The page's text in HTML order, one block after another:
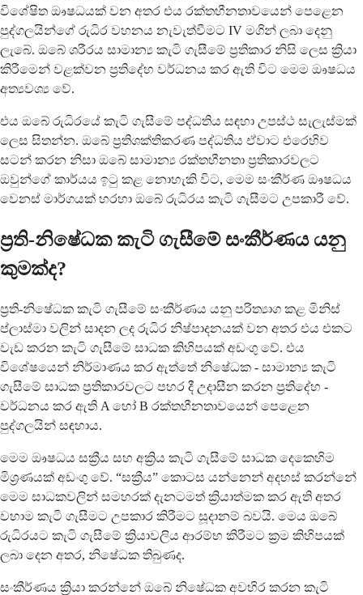
විශේෂිත ඖෂධයක් වන අතර එය රක්තහීනතාවයෙන් පෙළෙන
පුද්ගලයින්ගේ රුධිර වහනය නැවැත්වීමට IV මගින් ලබා දෙනු
ලැබේ. ඔබේ ශරීරය සාමාන්‍ය කැටි ගැසීමේ ප්‍රතිකාර නිසි ලෙස ක්‍රියා
කිරීමෙන් වළක්වන ප්‍රතිදේහ වර්ධනය කර ඇති විට මෙම ඖෂධය
අත්‍යවශ්‍ය වේ.
එය ඔබේ රුධිරයේ කැටි ගැසීමේ පද්ධතිය සඳහා උපස්ථ සැලැස්මක්
ලෙස සිතන්න. ඔබේ ප්‍රතිශක්තිකරණ පද්ධතිය ඒවාට එරෙහිව
සටන් කරන නිසා ඔබේ සාමාන්‍ය රක්තහීනතා ප්‍රතිකාරවලට
ඔවුන්ගේ කාර්යය ඉටු කළ නොහැකි විට, මෙම සංකීර්ණ ඖෂධය
වෙනස් මාර්ගයක් හරහා ඔබේ රුධිරය කැටි ගැසීමට උපකාරී වේ.
ප්‍රති-නිෂේධක කැටි ගැසීමේ සංකීර්ණය යනු
කුමක්ද?
ප්‍රති-නිෂේධක කැටි ගැසීමේ සංකීර්ණය යනු පරිත්‍යාග කළ මිනිස්
ප්ලාස්මා වලින් සාදන ලද රුධිර නිෂ්පාදනයක් වන අතර එය එකට
වැඩ කරන කැටි ගැසීමේ සාධක කිහිපයක් අඩංගු වේ. එය
විශේෂයෙන් නිර්මාණය කර ඇත්තේ නිෂේධක - සාමාන්‍ය කැටි
ගැසීමේ සාධක ප්‍රතිකාරවලට පහර දී උදාසීන කරන ප්‍රතිදේහ -
වර්ධනය කර ඇති A හෝ B රක්තහීනතාවයෙන් පෙළෙන
පුද්ගලයින් සඳහාය.
මෙම ඖෂධය සක්‍රීය සහ අක්‍රිය කැටි ගැසීමේ සාධක දෙකෙහිම
මිශ්‍රණයක් අඩංගු වේ. “සක්‍රීය” කොටස යන්නෙන් අදහස් කරන්නේ
මෙම සාධකවලින් සමහරක් දැනටමත් ක්‍රියාත්මක කර ඇති අතර
වහාම කැටි ගැසීමට උපකාර කිරීමට සූදානම් බවයි. මෙය ඔබේ
රුධිරයට කැටි ගැසීමේ ක්‍රියාවලිය ආරම්භ කිරීමට ක්‍රම කිහිපයක්
ලබා දෙන අතර, නිෂේධක තිබුණද.
සංකීර්ණය ක්‍රියා කරන්නේ ඔබේ නිෂේධක අවහිර කරන කැටි